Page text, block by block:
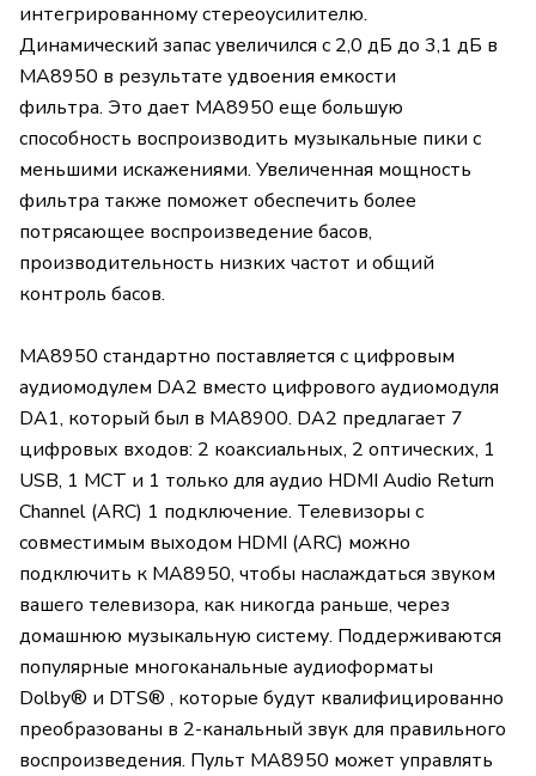
интегрированному стереоусилителю.
Динамический запас увеличился с 2,0 дБ до 3,1 дБ в
MA8950 в результате удвоения емкости
фильтра. Это дает MA8950 еще большую
способность воспроизводить музыкальные пики с
меньшими искажениями. Увеличенная мощность
фильтра также поможет обеспечить более
потрясающее воспроизведение басов,
производительность низких частот и общий
контроль басов.
MA8950 стандартно поставляется с цифровым
аудиомодулем DA2 вместо цифрового аудиомодуля
DA1, который был в MA8900. DA2 предлагает 7
цифровых входов: 2 коаксиальных, 2 оптических, 1
USB, 1 MCT и 1 только для аудио HDMI Audio Return
Channel (ARC) 1 подключение. Телевизоры с
совместимым выходом HDMI (ARC) можно
подключить к MA8950, чтобы наслаждаться звуком
вашего телевизора, как никогда раньше, через
домашнюю музыкальную систему. Поддерживаются
популярные многоканальные аудиоформаты
Dolby® и DTS® , которые будут квалифицированно
преобразованы в 2-канальный звук для правильного
воспроизведения. Пульт MA8950 может управлять